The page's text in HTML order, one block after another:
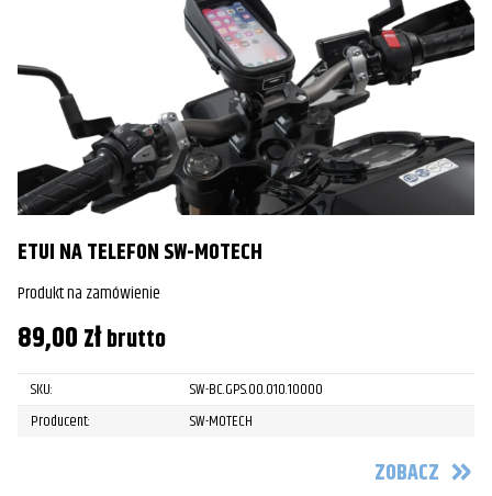
ETUI NA TELEFON SW-MOTECH
Produkt na zamówienie
89,00złbrutto
SKU:
SW-BC.GPS.00.010.10000
Producent:
SW-MOTECH
ZOBACZ